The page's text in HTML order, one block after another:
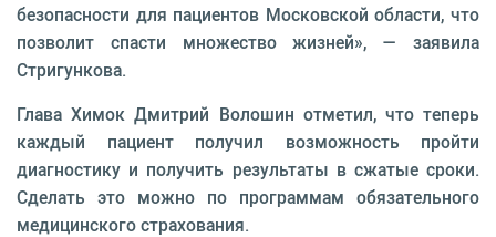
безопасности для пациентов Московской области, что
позволит спасти множество жизней», — заявила
Стригункова.
Глава Химок Дмитрий Волошин отметил, что теперь
каждый пациент получил возможность пройти
диагностику и получить результаты в сжатые сроки.
Сделать это можно по программам обязательного
медицинского страхования.